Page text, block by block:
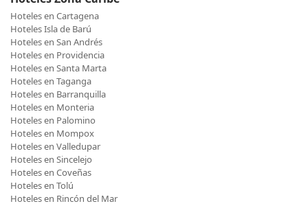
Hoteles en Cartagena
Hoteles Isla de Barú
Hoteles en San Andrés
Hoteles en Providencia
Hoteles en Santa Marta
Hoteles en Taganga
Hoteles en Barranquilla
Hoteles en Monteria
Hoteles en Palomino
Hoteles en Mompox
Hoteles en Valledupar
Hoteles en Sincelejo
Hoteles en Coveñas
Hoteles en Tolú
Hoteles en Rincón del Mar